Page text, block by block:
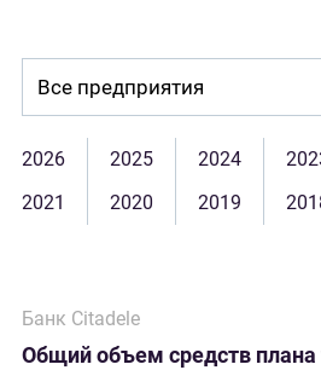
2026 2025 2024
2021
2020 2019
Банк Citadele
Общий объем средств плана